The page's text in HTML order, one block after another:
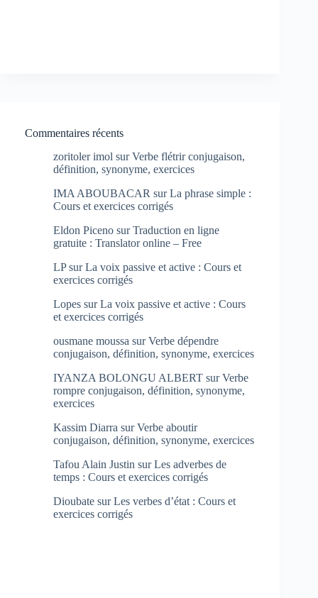
Commentaires récents
zoritoler imol surVerbe flétrir conjugaison,
définition, synonyme, exercices
IMA ABOUBACAR surLa phrase simple :
Cours et exercices corrigés
Eldon Piceno surTraduction en ligne
gratuite : Translator online – Free
LPsurLa voix passive et active : Cours et
exercices corrigés
Lopes surLa voix passive et active : Cours
et exercices corrigés
ousmane moussa surVerbe dépendre
conjugaison, définition, synonyme, exercices
IYANZA BOLONGU ALBERT surVerbe
rompre conjugaison, définition, synonyme,
exercices
Kassim Diarra surVerbe aboutir
conjugaison, définition, synonyme, exercices
Tafou Alain Justin surLes adverbes de
temps : Cours et exercices corrigés
Dioubate surLes verbes d’état : Cours et
exercices corrigés